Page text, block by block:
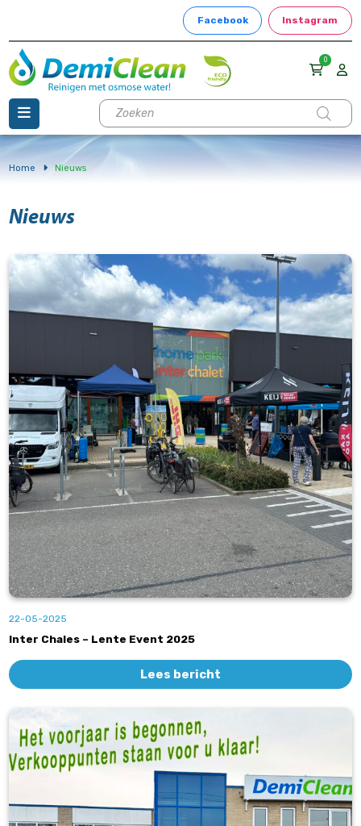
Facebook Instagram
0
Producten
zoeken
Home Nieuws
Nieuws
22-05-2025
Inter Chales – Lente Event 2025
Lees bericht